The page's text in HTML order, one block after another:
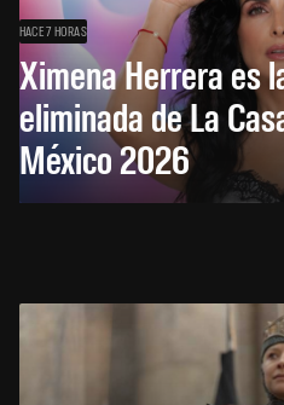
HACE 7 HORAS
Ximena Herrera es
eliminada de La
México 2026